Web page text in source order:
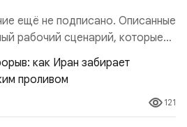
ещё не подписано. Описанные
рабочий сценарий, которые
ключевые
соглашения:. 1. Новые
Было: Ранее Иран и Оман
на паритетных началах —
закрепляет за
121